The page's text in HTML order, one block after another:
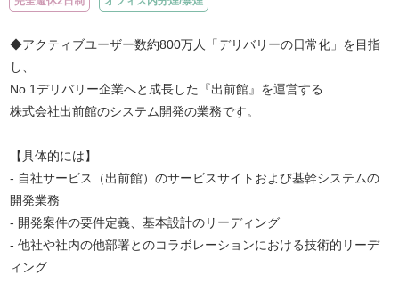
◆アクティブユーザー数約800万人「デリバリーの日常化」を目指
し、
No.1デリバリー企業へと成長した『出前館』を運営する
株式会社出前館のシステム開発の業務です。
【具体的には】
- 自社サービス（出前館）のサービスサイトおよび基幹システムの
開発業務
- 開発案件の要件定義、基本設計のリーディング
- 他社や社内の他部署とのコラボレーションにおける技術的リーデ
ィング